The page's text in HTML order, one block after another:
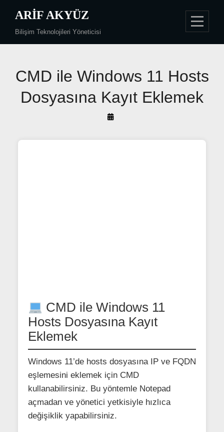
content
ARIF AKYÜZ
Bilişim Teknolojileri Yöneticisi
CMD ile Windows 11 Hosts
Dosyasına Kayıt Eklemek
By
Akyüz
CMD ile Windows 11
Hosts Dosyasına Kayıt
Eklemek
Windows 11’de hosts dosyasına IP ve FQDN
eşlemesini eklemek için CMD
kullanabilirsiniz. Bu yöntemle Notepad
açmadan ve yönetici yetkisiyle hızlıca
değişiklik yapabilirsiniz.
Yazı